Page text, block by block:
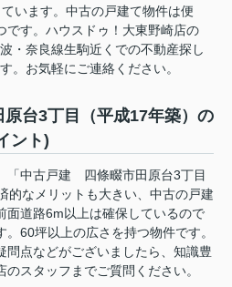
います。中古の戸建て物件は便
です。ハウスドゥ！大東野崎店の
・奈良線生駒近くでの不動産探し
。お気軽にご連絡ください。
台3丁目（平成17年築）の
ント)
「中古戸建 四條畷市田原台3丁目
的なメリットも大きい、中古の戸建
面道路6m以上は確保しているので
60坪以上の広さを持つ物件です。
問点などがございましたら、知識豊
スタッフまでご質問ください。